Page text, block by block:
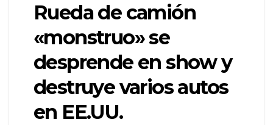
Rueda de camión
«monstruo» se
desprende en show y
destruye varios autos
en EE.UU.